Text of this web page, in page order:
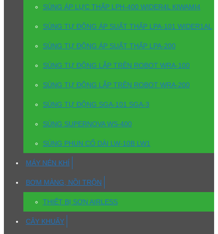
SÚNG ÁP LỰC THẤP LPH-400 WIDER4L KIWAMI4
SÚNG TỰ ĐỘNG ÁP SUẤT THẤP LPA-101 WIDER1AL
SÚNG TỰ ĐỘNG ÁP SUẤT THẤP LPA-200
SÚNG TỰ ĐỘNG LẮP TRÊN ROBOT WRA-100
SÚNG TỰ ĐỘNG LẮP TRÊN ROBOT WRA-200
SÚNG TỰ ĐỘNG SGA-101 SGA-3
SÚNG SUPERNOVA WS-400
SÚNG PHUN CỔ DÀI LW-10B LW1
MÁY NÉN KHÍ
BƠM MÀNG, NỒI TRỘN
THIẾT BỊ SƠN AIRLESS
CÂY KHUẤY